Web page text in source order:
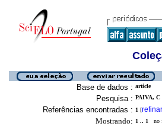
Base de dados : article
Pesquisa : PAIVA,
Referências encontradas : 1 [refinar
Mostrando: 1 .. 1 no